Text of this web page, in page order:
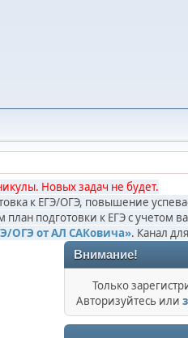
Новых задач не будет.
к ЕГЭ/ОГЭ, повышение
подготовки к ЕГЭ с учетом
ОГЭ от АЛ САКовича». Канал
Внимание!
Только
Авторизуйтесь или